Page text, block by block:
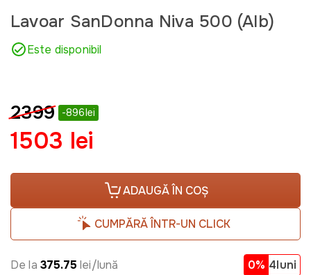
Lavoar SanDonna Niva 500 (Alb)
Este disponibil
2399 -896lei
1503 lei
ADAUGĂ ÎN COȘ
CUMPĂRĂ ÎNTR-UN CLICK
De la 375.75 lei/lună 0% 4luni